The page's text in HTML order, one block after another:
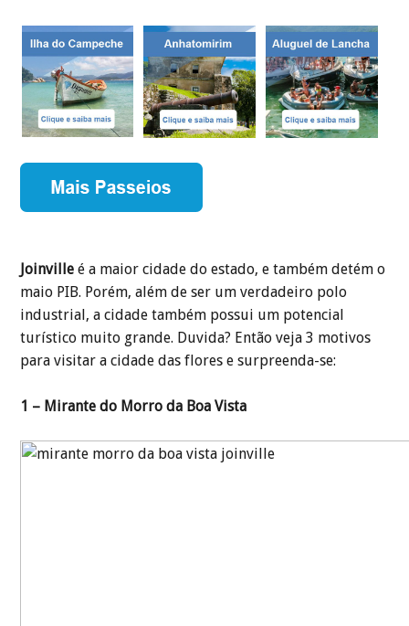
Joinville é a maior cidade do estado, e também detém o
maio PIB. Porém, além de ser um verdadeiro polo
industrial, a cidade também possui um potencial
turístico muito grande. Duvida? Então veja 3 motivos
para visitar a cidade das flores e surpreenda-se:
1 – Mirante do Morro da Boa Vista